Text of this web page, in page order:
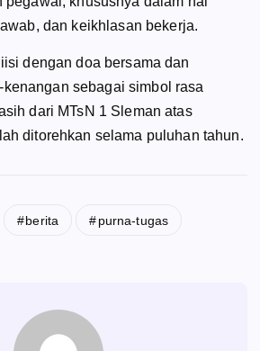
dan keikhlasan bekerja.
dengan doa bersama dan
sebagai simbol rasa
dari MTsN 1 Sleman atas
ditorehkan selama puluhan tahun.
berita purna-tugas